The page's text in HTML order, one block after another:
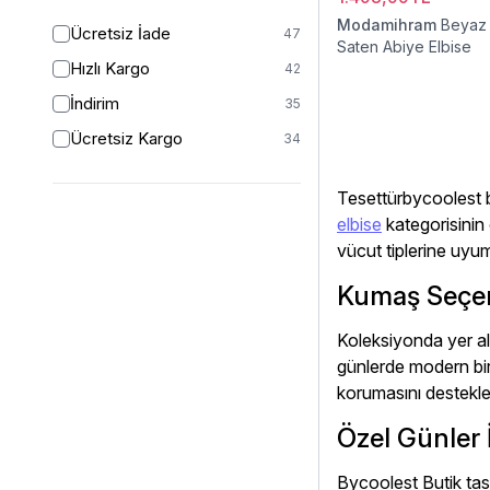
Ücretsiz İade 47
Hızlı Kargo 42
İndirim 35
Ücretsiz Kargo 34
Modamihram Beyaz
Saten Abiye Elbise
Tesettürbycoolest
elbise kategorisinin
vücut tiplerine
Kumaş
Koleksiyonda yer
günlerde modern
korumasını
Özel Günler
Bycoolest Butik